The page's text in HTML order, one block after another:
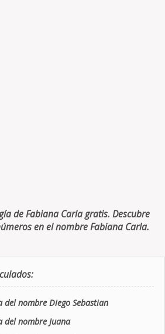
de Fabiana Carla gratis. Descubre
en el nombre Fabiana Carla.
nombre Diego Sebastian
del nombre Juana